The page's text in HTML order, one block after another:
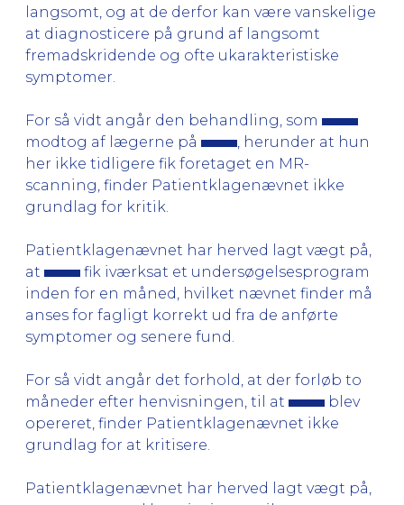
langsomt, og at de derfor kan være vanskelige
at diagnosticere på grund af langsomt
fremadskridende og ofte ukarakteristiske
symptomer.
For så vidt angår den behandling, som
modtog af lægerne på
, herunder at hun
her ikke tidligere fik foretaget en MR-
scanning, finder Patientklagenævnet ikke
grundlag for kritik.
Patientklagenævnet har herved lagt vægt på,
at
fik iværksat et undersøgelsesprogram
inden for en måned, hvilket nævnet finder må
anses for fagligt korrekt ud fra de anførte
symptomer og senere fund.
For så vidt angår det forhold, at der forløb to
måneder efter henvisningen, til at
blev
opereret, finder Patientklagenævnet ikke
grundlag for at kritisere.
Patientklagenævnet har herved lagt vægt på,